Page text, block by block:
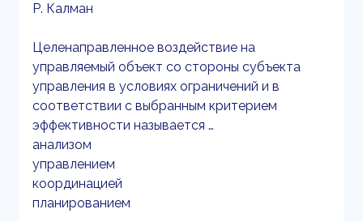
Р. Калман
Целенаправленное воздействие на
управляемый объект со стороны субъекта
управления в условиях ограничений и в
соответствии с выбранным критерием
эффективности называется …
анализом
управлением
координацией
планированием